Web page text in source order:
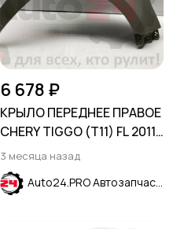
6 678 ₽
КРЫЛО ПЕРЕДНЕЕ ПРАВОЕ
CHERY TIGGO (T11) FL 2011-
2016
3 месяца назад
Auto24.PRO Автозапчасти